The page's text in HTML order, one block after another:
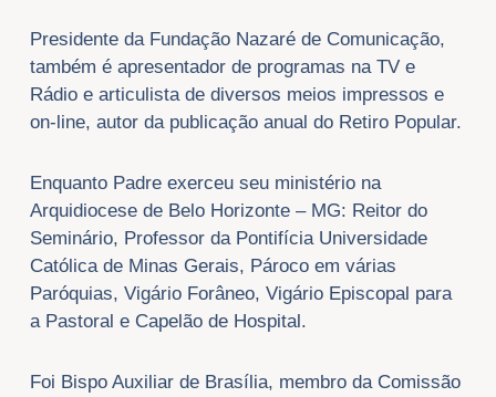
Presidente da Fundação Nazaré de Comunicação,
também é apresentador de programas na TV e
Rádio e articulista de diversos meios impressos e
on-line, autor da publicação anual do Retiro Popular.
Enquanto Padre exerceu seu ministério na
Arquidiocese de Belo Horizonte – MG: Reitor do
Seminário, Professor da Pontifícia Universidade
Católica de Minas Gerais, Pároco em várias
Paróquias, Vigário Forâneo, Vigário Episcopal para
a Pastoral e Capelão de Hospital.
Foi Bispo Auxiliar de Brasília, membro da Comissão